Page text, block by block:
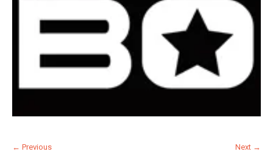
← Previous Next →